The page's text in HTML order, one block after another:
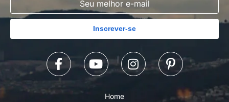
Inscrever-se
Home